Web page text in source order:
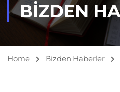
BIZDEN
Home Bizden Haberler